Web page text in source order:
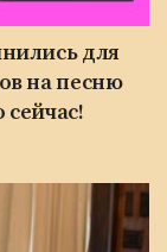
для
на песню